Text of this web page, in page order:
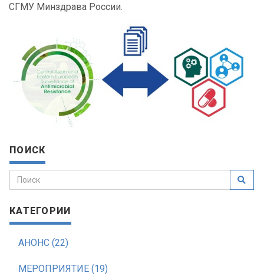
СГМУ Минздрава России.
ПОИСК
КАТЕГОРИИ
АНОНС (22)
МЕРОПРИЯТИЕ (19)